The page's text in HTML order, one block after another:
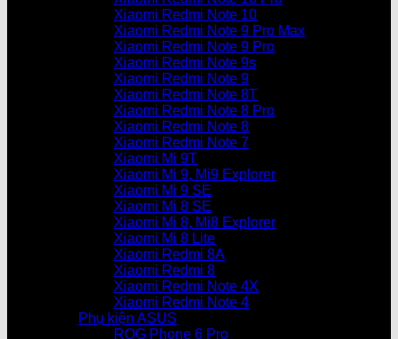
Xiaomi Redmi Note 10
Xiaomi Redmi Note 9 Pro Max
Xiaomi Redmi Note 9 Pro
Xiaomi Redmi Note 9s
Xiaomi Redmi Note 9
Xiaomi Redmi Note 8T
Xiaomi Redmi Note 8 Pro
Xiaomi Redmi Note 8
Xiaomi Redmi Note 7
Xiaomi Mi 9T
Xiaomi Mi 9, Mi9 Explorer
Xiaomi Mi 9 SE
Xiaomi Mi 8 SE
Xiaomi Mi 8, Mi8 Explorer
Xiaomi Mi 8 Lite
Xiaomi Redmi 8A
Xiaomi Redmi 8
Xiaomi Redmi Note 4X
Xiaomi Redmi Note 4
Phụ kiện ASUS
ROG Phone 6 Pro